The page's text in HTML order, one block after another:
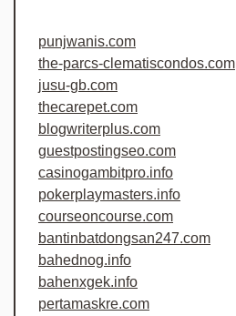
punjwanis.com
the-parcs-clematiscondos.com
jusu-gb.com
thecarepet.com
blogwriterplus.com
guestpostingseo.com
casinogambitpro.info
pokerplaymasters.info
courseoncourse.com
bantinbatdongsan247.com
bahednog.info
bahenxgek.info
pertamaskre.com